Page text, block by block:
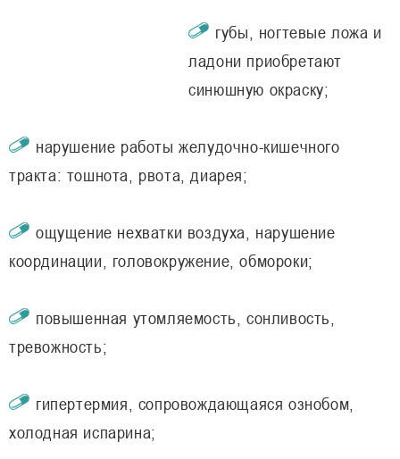
губы, ногтевые ложа и
ладони приобретают
синюшную окраску;
нарушение работы желудочно-кишечного
тракта: тошнота, рвота, диарея;
ощущение нехватки воздуха, нарушение
координации, головокружение, обмороки;
повышенная утомляемость, сонливость,
тревожность;
гипертермия, сопровождающаяся ознобом,
холодная испарина;